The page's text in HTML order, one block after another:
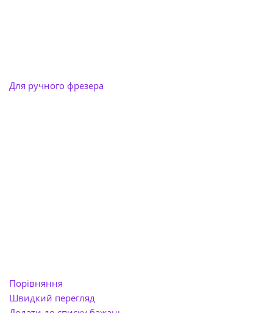
Для ручного фрезера
Порівняння
Швидкий перегляд